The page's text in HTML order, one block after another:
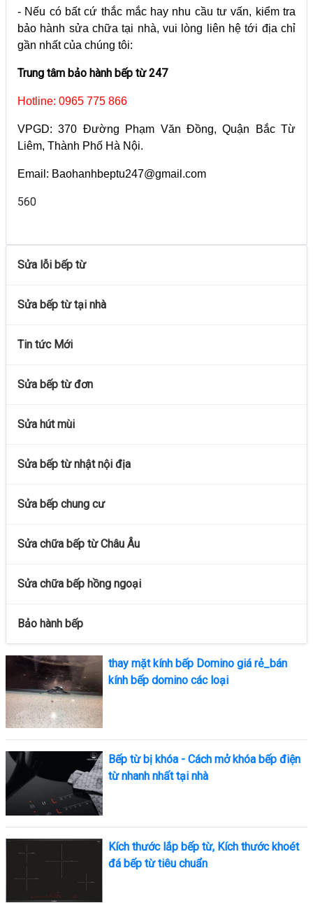
- Nếu có bất cứ thắc mắc hay nhu cầu tư vấn, kiểm tra
bảo hành sửa chữa tại nhà, vui lòng liên hệ tới địa chỉ
gần nhất của chúng tôi:
Trung tâm bảo hành bếp từ 247
Hotline: 0965 775 866
VPGD: 370 Đường Phạm Văn Đồng, Quận Bắc Từ
Liêm, Thành Phố Hà Nội.
Email: Baohanhbeptu247@gmail.com
560
Sửa lỗi bếp từ
Sửa bếp từ tại nhà
Tin tức Mới
Sửa bếp từ đơn
Sửa hút mùi
Sửa bếp từ nhật nội địa
Sửa bếp chung cư
Sửa chữa bếp từ Châu Âu
Sửa chữa bếp hồng ngoại
Bảo hành bếp
thay mặt kính bếp Domino giá rẻ_bán
kính bếp domino các loại
Bếp từ bị khóa - Cách mở khóa bếp điện
từ nhanh nhất tại nhà
Kích thước lắp bếp từ, Kích thước khoét
đá bếp từ tiêu chuẩn